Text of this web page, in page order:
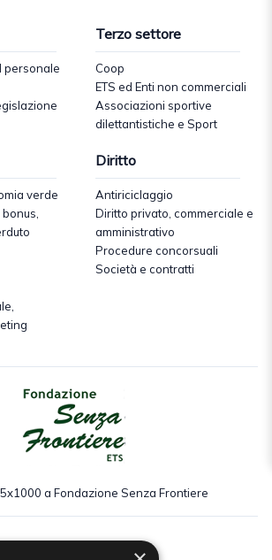
personale
Terzo settore
Coop
ETS ed Enti non commerciali
Associazioni sportive
dilettantistiche e Sport
verde
Diritto
Antiriciclaggio
Diritto privato, commerciale e
amministrativo
Procedure concorsuali
Società e contratti
a Fondazione Senza Frontiere